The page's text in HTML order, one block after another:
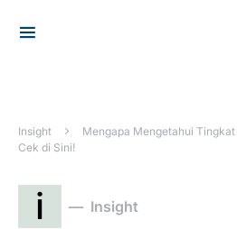
Insight
Mengapa Mengetahui
Cek di Sini!
i Insight